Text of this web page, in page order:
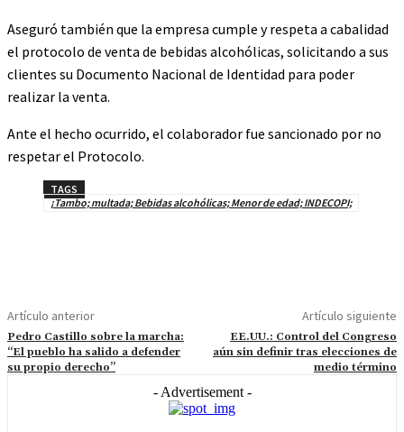
Aseguró también que la empresa cumple y respeta a cabalidad
el protocolo de venta de bebidas alcohólicas, solicitando a sus
clientes su Documento Nacional de Identidad para poder
realizar la venta.
Ante el hecho ocurrido, el colaborador fue sancionado por no
respetar el Protocolo.
TAGS
¡Tambo; multada; Bebidas alcohólicas; Menor de edad; INDECOPI;
Artículo anterior
Pedro Castillo sobre la marcha:
“El pueblo ha salido a defender
su propio derecho”
Artículo siguiente
EE.UU.: Control del Congreso
aún sin definir tras elecciones de
medio término
- Advertisement -